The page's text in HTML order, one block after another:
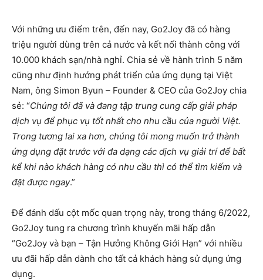
Với những ưu điểm trên, đến nay, Go2Joy đã có hàng
triệu người dùng trên cả nước và kết nối thành công với
10.000 khách sạn/nhà nghỉ. Chia sẻ về hành trình 5 năm
cũng như định hướng phát triển của ứng dụng tại Việt
Nam, ông Simon Byun – Founder & CEO của Go2Joy chia
sẻ: “Chúng tôi đã và đang tập trung cung cấp giải pháp
dịch vụ để phục vụ tốt nhất cho nhu cầu của người Việt.
Trong tương lai xa hơn, chúng tôi mong muốn trở thành
ứng dụng đặt trước với đa dạng các dịch vụ giải trí để bất
kể khi nào khách hàng có nhu cầu thì có thể tìm kiếm và
đặt được ngay.”
Để đánh dấu cột mốc quan trọng này, trong tháng 6/2022,
Go2Joy tung ra chương trình khuyến mãi hấp dẫn
“Go2Joy và bạn – Tận Hưởng Không Giới Hạn” với nhiều
ưu đãi hấp dẫn dành cho tất cả khách hàng sử dụng ứng
dụng.